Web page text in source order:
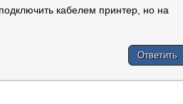
кабелем принтер, но на
Ответить